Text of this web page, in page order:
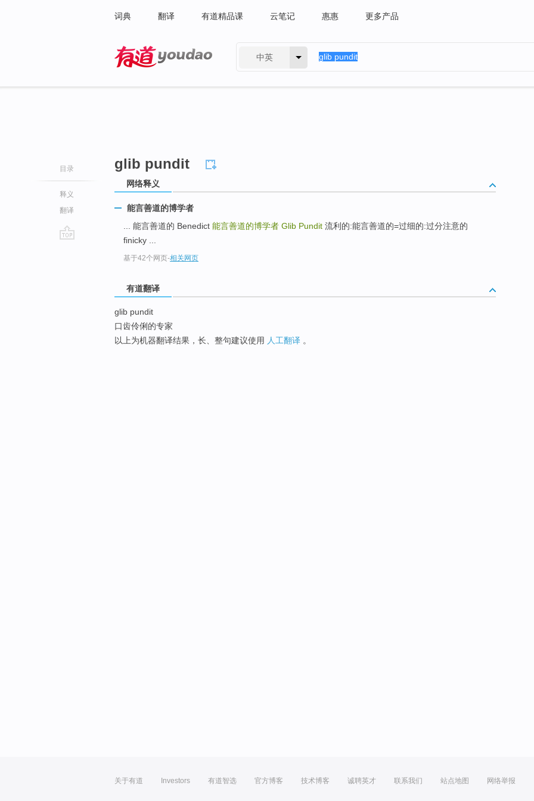
词典 翻译 有道精品课 云笔记 惠惠 更多产品
中英
目录
释义
翻译
glib pundit
网络释义
能言善道的博学者
... 能言善道的 Benedict 能言善道的博学者 Glib Pundit 流利的:能言善道的=过细的:过分注意的
finicky ...
基于42个网页-相关网页
有道翻译
glib pundit
口齿伶俐的专家
以上为机器翻译结果，长、整句建议使用 人工翻译 。
关于有道 Investors 有道智选 官方博客 技术博客 诚聘英才 联系我们 站点地图 网络举报